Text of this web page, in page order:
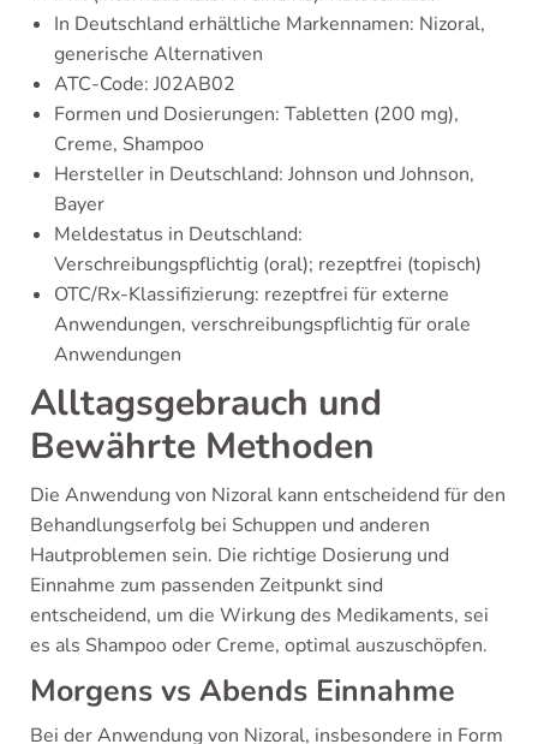
In Deutschland erhältliche Markennamen: Nizoral,
generische Alternativen
ATC-Code: J02AB02
Formen und Dosierungen: Tabletten (200 mg),
Creme, Shampoo
Hersteller in Deutschland: Johnson und Johnson,
Bayer
Meldestatus in Deutschland:
Verschreibungspflichtig (oral); rezeptfrei (topisch)
OTC/Rx-Klassifizierung: rezeptfrei für externe
Anwendungen, verschreibungspflichtig für orale
Anwendungen
Alltagsgebrauch und
Bewährte Methoden
Die Anwendung von Nizoral kann entscheidend für den
Behandlungserfolg bei Schuppen und anderen
Hautproblemen sein. Die richtige Dosierung und
Einnahme zum passenden Zeitpunkt sind
entscheidend, um die Wirkung des Medikaments, sei
es als Shampoo oder Creme, optimal auszuschöpfen.
Morgens vs Abends Einnahme
Bei der Anwendung von Nizoral, insbesondere in Form